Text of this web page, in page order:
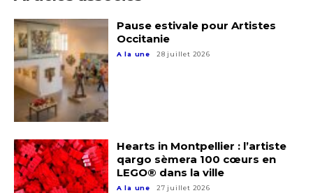
Statut / Organisation
J'accepte lestermes et conditions
* Champ obligatoire
Nom
Prénom
J'accepte lestermes et conditions
Pause estivale pour Artistes
Occitanie
A la une 28 juillet 2026
Hearts in Montpellier : l’artiste
qargo sèmera 100 cœurs en
LEGO® dans la ville
A la une 27 juillet 2026